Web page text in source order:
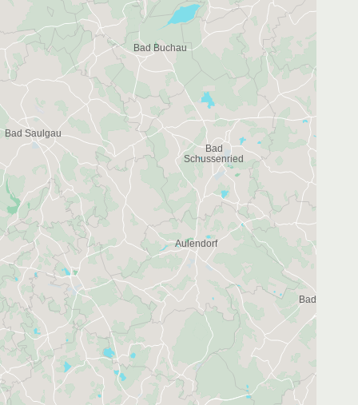
2
3
3
3